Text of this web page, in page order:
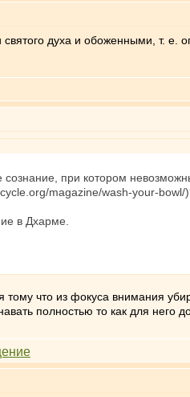
духа и обоженными, т.
при котором
magazine/wash-your-bowl/
в Дхарме.
что из фокуса внимания
полностью то как для него